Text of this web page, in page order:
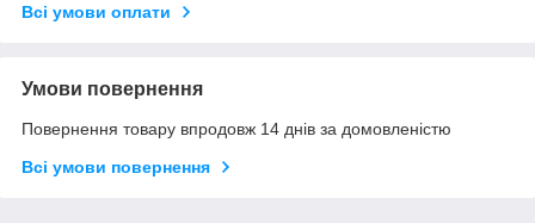
Всі умови оплати
Умови повернення
Повернення товару впродовж 14 днів за домовленістю
Всі умови повернення